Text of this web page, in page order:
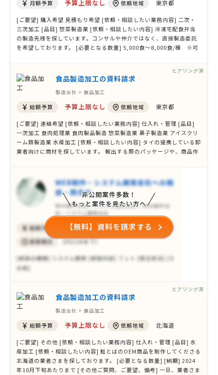
月額予算 予算上限なし 依頼地域 東京都
[ご要望] 購入希望 見積もり希望 [依頼・相談したい業務内容] 二次・
三次加工 [品目] 惣菜製造業 [依頼・相談したい内容] 冷凍宅配食弁当
の製造先様を探しています。コンサルや仲介ではなく、直接製造委託
を希望しております。 [必要となる数量] 5,000食～8,000食/種 ※可
食品製造加工の資料請求
製造会社 > 食品加工
総額予算 予算上限なし 依頼地域 東京都
[ご要望] 連絡希望 [依頼・相談したい業務内容] 仕入れ・管理 [品目]
一次加工 食肉処理業 食肉製品製造 惣菜製造業 菓子製造業 アイスクリ
ーム類製造業 水産加工 [依頼・相談したい内容] タイの提携している卸
業者向けに商材を探しています。 輸出する際のパッケージや、商品作
ヒアリング済
非公開案件多数！
もっと案件を見たい方へ
【無料】資料を請求する
食品製造加工の資料請求
製造会社 > 食品加工
総額予算 予算上限なし 依頼地域 北海道
[ご要望] その他 [依頼・相談したい業務内容] 仕入れ・管理 [品目] 水
産加工 [依頼・相談したい内容] 鮭とばのOEM商品を制作してくださる
北海道の業者さまを探しております。 [必要となる数量] [納期] 2024
年10月下旬あたりまで [その他ご質問、ご要望、備考] 一旦、業者さま
ヒアリング済